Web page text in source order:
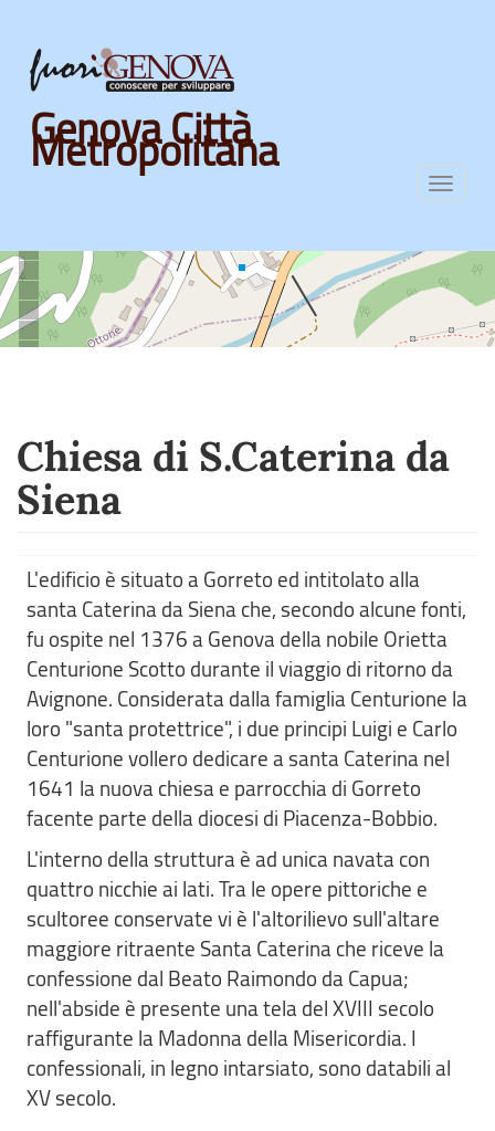
Skip
main
content
Genova Città
Metropolitana
Chiesa di S.Caterina da
Siena
L'edificio è situato a Gorreto ed intitolato alla
santa Caterina da Siena che, secondo alcune fonti,
fu ospite nel 1376 a Genova della nobile Orietta
Centurione Scotto durante il viaggio di ritorno da
Avignone. Considerata dalla famiglia Centurione la
loro "santa protettrice", i due principi Luigi e Carlo
Centurione vollero dedicare a santa Caterina nel
1641 la nuova chiesa e parrocchia di Gorreto
facente parte della diocesi di Piacenza-Bobbio.
L'interno della struttura è ad unica navata con
quattro nicchie ai lati. Tra le opere pittoriche e
scultoree conservate vi è l'altorilievo sull'altare
maggiore ritraente Santa Caterina che riceve la
confessione dal Beato Raimondo da Capua;
nell'abside è presente una tela del XVIII secolo
raffigurante la Madonna della Misericordia. I
confessionali, in legno intarsiato, sono databili al
XV secolo.